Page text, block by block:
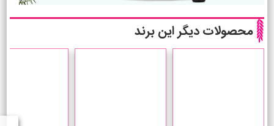
محصولات دیگر این برند